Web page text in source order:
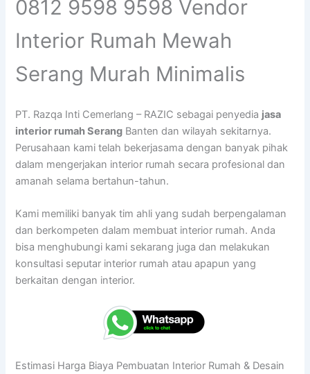
0812 9598 9598 Vendor
Interior Rumah Mewah
Serang Murah Minimalis
PT. Razqa Inti Cemerlang – RAZIC sebagai penyedia jasa
interior rumah Serang Banten dan wilayah sekitarnya.
Perusahaan kami telah bekerjasama dengan banyak pihak
dalam mengerjakan interior rumah secara profesional dan
amanah selama bertahun-tahun.
Kami memiliki banyak tim ahli yang sudah berpengalaman
dan berkompeten dalam membuat interior rumah. Anda
bisa menghubungi kami sekarang juga dan melakukan
konsultasi seputar interior rumah atau apapun yang
berkaitan dengan interior.
Estimasi Harga Biaya Pembuatan Interior Rumah & Desain